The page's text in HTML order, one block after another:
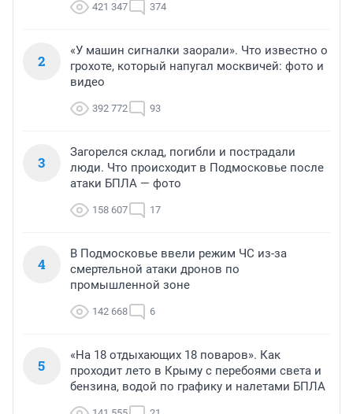
421 347 374
2
«У машин сигналки заорали». Что известно о
грохоте, который напугал москвичей: фото и
видео
392 772 93
3
Загорелся склад, погибли и пострадали
люди. Что происходит в Подмосковье после
атаки БПЛА — фото
158 607 17
4
В Подмосковье ввели режим ЧС из-за
смертельной атаки дронов по
промышленной зоне
142 668 6
5
«На 18 отдыхающих 18 поваров». Как
проходит лето в Крыму с перебоями света и
бензина, водой по графику и налетами БПЛА